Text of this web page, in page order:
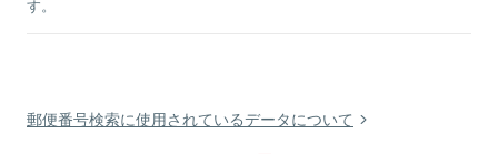
す。
郵便番号検索に使用されているデータについて